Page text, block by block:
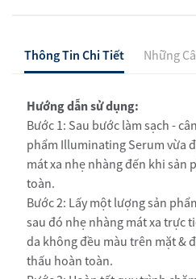
Thông Tin Chi Tiết Những
Hướng dẫn sử dụng:
Bước 1: Sau bước làm sạch -
phẩm Illuminating Serum vừa
mát xa nhẹ nhàng đến khi sản
toàn.
Bước 2: Lấy một lượng sản
sau đó nhẹ nhàng mát xa trực
da không đều màu trên mặt &
thấu hoàn toàn.